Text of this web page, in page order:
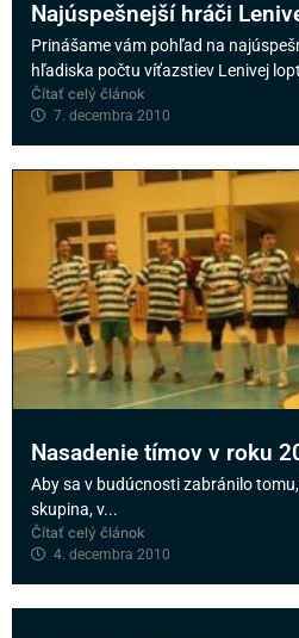
Najúspešnejší hráči
Prinášame vám pohľad na
hľadiska počtu víťazstiev Lenivej
Čítať celý článok
7. decembra 2010
Nasadenie tímov v roku
Aby sa v budúcnosti zabránilo
skupina, v...
Čítať celý článok
4. decembra 2010